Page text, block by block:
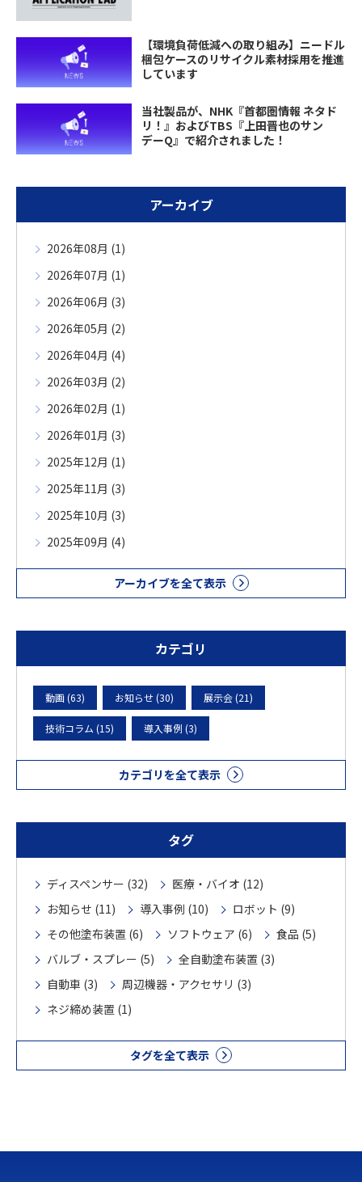
【環境負荷低減への取り組み】ニードル
梱包ケースのリサイクル素材採用を推進
しています
当社製品が、NHK『首都圏情報 ネタド
リ！』およびTBS『上田晋也のサン
デーQ』で紹介されました！
アーカイブ
2026年08月 (1)
2026年07月 (1)
2026年06月 (3)
2026年05月 (2)
2026年04月 (4)
2026年03月 (2)
2026年02月 (1)
2026年01月 (3)
2025年12月 (1)
2025年11月 (3)
2025年10月 (3)
2025年09月 (4)
アーカイブを全て表示
カテゴリ
動画 (63) お知らせ (30) 展示会 (21)
技術コラム (15) 導入事例 (3)
カテゴリを全て表示
タグ
ディスペンサー (32)
医療・バイオ (12)
お知らせ (11)
導入事例 (10)
ロボット (9)
その他塗布装置 (6)
ソフトウェア (6)
食品 (5)
バルブ・スプレー (5)
全自動塗布装置 (3)
自動車 (3)
周辺機器・アクセサリ (3)
ネジ締め装置 (1)
タグを全て表示